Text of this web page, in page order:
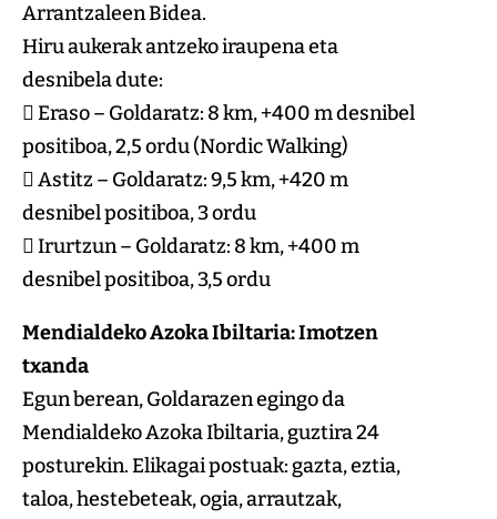
Arrantzaleen Bidea.
Hiru aukerak antzeko iraupena eta
desnibela dute:
 Eraso – Goldaratz: 8 km, +400 m desnibel
positiboa, 2,5 ordu (Nordic Walking)
 Astitz – Goldaratz: 9,5 km, +420 m
desnibel positiboa, 3 ordu
 Irurtzun – Goldaratz: 8 km, +400 m
desnibel positiboa, 3,5 ordu
Mendialdeko Azoka Ibiltaria: Imotzen
txanda
Egun berean, Goldarazen egingo da
Mendialdeko Azoka Ibiltaria, guztira 24
posturekin. Elikagai postuak: gazta, eztia,
taloa, hestebeteak, ogia, arrautzak,